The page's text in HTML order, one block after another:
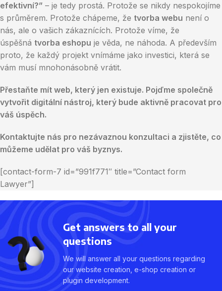
efektivní?” – je tedy prostá. Protože se nikdy nespokojíme
s průměrem. Protože chápeme, že tvorba webu není o
nás, ale o vašich zákaznících. Protože víme, že
úspěšná tvorba eshopu je věda, ne náhoda. A především
proto, že každý projekt vnímáme jako investici, která se
vám musí mnohonásobně vrátit.
Přestaňte mít web, který jen existuje. Pojďme společně
vytvořit digitální nástroj, který bude aktivně pracovat pro
váš úspěch.
Kontaktujte nás pro nezávaznou konzultaci a zjistěte, co
můžeme udělat pro váš byznys.
[contact-form-7 id=”991f771″ title=”Contact form
Lawyer”]
Get answers to all your
questions
We will answer all your questions regarding
our website creation, e-shop creation or
plugin development.